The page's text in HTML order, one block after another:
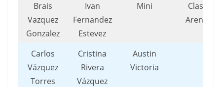
Brais
Vazquez
Gonzalez
Ivan
Fernandez
Estevez
Mini
Clasicos
Arenteiro
Carlos
Vázquez
Torres
Cristina
Rivera
Vázquez
Austin
Victoria